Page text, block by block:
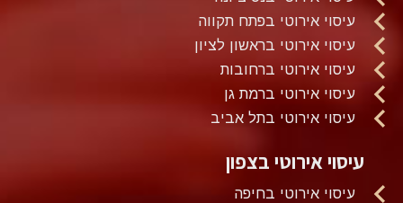
עיסוי אירוטי בפתח תקווה
עיסוי אירוטי בראשון לציון
עיסוי אירוטי ברחובות
עיסוי אירוטי ברמת גן
עיסוי אירוטי בתל אביב
עיסוי אירוטי בצפון
עיסוי אירוטי בחיפה